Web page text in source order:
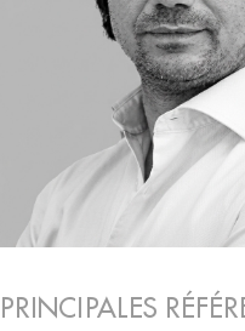
PRINCIPALES